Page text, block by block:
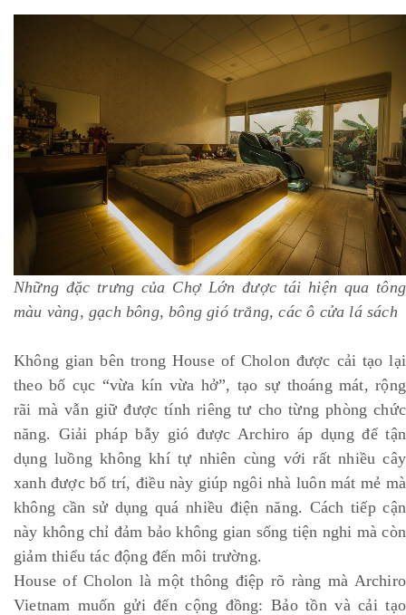
Những đặc trưng của Chợ Lớn được tái hiện qua tông
màu vàng, gạch bông, bông gió trắng, các ô cửa lá sách
Không gian bên trong House of Cholon được cải tạo lại
theo bố cục “vừa kín vừa hở”, tạo sự thoáng mát, rộng
rãi mà vẫn giữ được tính riêng tư cho từng phòng chức
năng. Giải pháp bẫy gió được Archiro áp dụng để tận
dụng luồng không khí tự nhiên cùng với rất nhiều cây
xanh được bố trí, điều này giúp ngôi nhà luôn mát mẻ mà
không cần sử dụng quá nhiều điện năng. Cách tiếp cận
này không chỉ đảm bảo không gian sống tiện nghi mà còn
giảm thiểu tác động đến môi trường.
House of Cholon là một thông điệp rõ ràng mà Archiro
Vietnam muốn gửi đến cộng đồng: Bảo tồn và cải tạo